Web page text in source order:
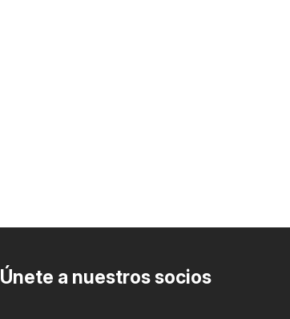
Únete a nuestros socios